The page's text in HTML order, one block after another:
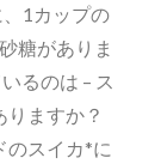
1カップの
糖がありま
るのは – ス
ますか？
のスイカ*に